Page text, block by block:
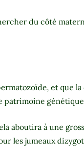
du côté
et que
patrimoine
aboutira à une
les jumeaux